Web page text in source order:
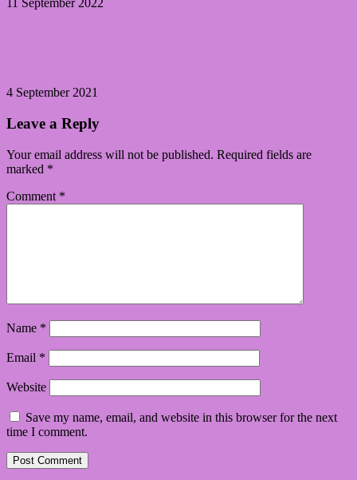
11 September 2022
4 September 2021
Leave a Reply
Your email address will not be published. Required fields are
marked *
Comment *
Name *
Email *
Website
Save my name, email, and website in this browser for the next
time I comment.